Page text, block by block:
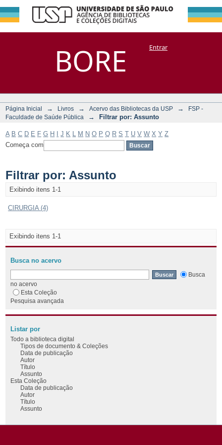
BORE
Filtrar por:
Assunto
DSpace/Manakin + CoriscoEntrar
Página Inicial → Livros → Acervo das Bibliotecas da USP →
FSP -
Faculdade de Saúde Pública
→ Filtrar por: Assunto
A B C D E F G H J K M N O P Q R S T U V W X Y Z
Começa com
Filtrar por: Assunto
Exibindo itens 1-1
CIRURGIA (4)
Exibindo itens 1-1
Busca no acervo
Busca
no acervo
Esta Coleção
Pesquisa avançada
Listar por
Todo a biblioteca digital
Tipos de documento & Coleções
Data de publicação
Autor
Título
Assunto
Esta Coleção
Data de publicação
Autor
Título
Assunto